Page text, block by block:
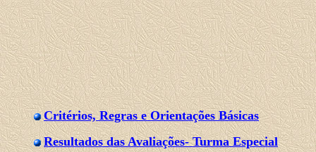
Critérios, Regras e Orientações Básicas
Resultados das Avaliações- Turma Especial